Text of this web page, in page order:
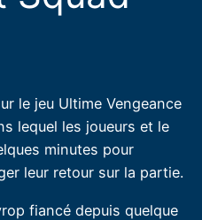
le jeu Ultime Vengeance
lequel les joueurs et le
minutes pour
leur retour sur la partie.
fiancé depuis quelque